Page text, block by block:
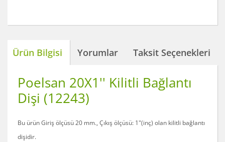
Ürün Bilgisi Yorumlar Taksit Seçenekleri
Poelsan 20X1'' Kilitli Bağlantı
Dişi (12243)
Bu ürün Giriş ölçüsü 20 mm., Çıkış ölçüsü: 1"(inç) olan kilitli bağlantı
dişidir.